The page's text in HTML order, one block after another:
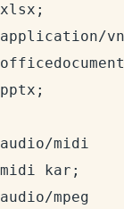
xlsx;
application/
pptx;
audio/
midi kar;
audio/